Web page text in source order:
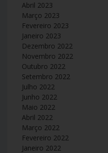
Abril 2023
Março 2023
Fevereiro 2023
Janeiro 2023
Dezembro 2022
Novembro 2022
Outubro 2022
Setembro 2022
Julho 2022
Junho 2022
Maio 2022
Abril 2022
Março 2022
Fevereiro 2022
Janeiro 2022